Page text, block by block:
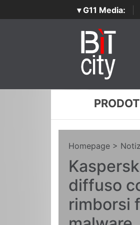
▾ G11 Media:
Homepage >
diffuso
rimborsi